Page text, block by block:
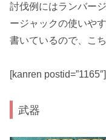
討伐例にはランバー
ージャックの使いや
書いているので、こ
[kanren postid=”1165″]
武器